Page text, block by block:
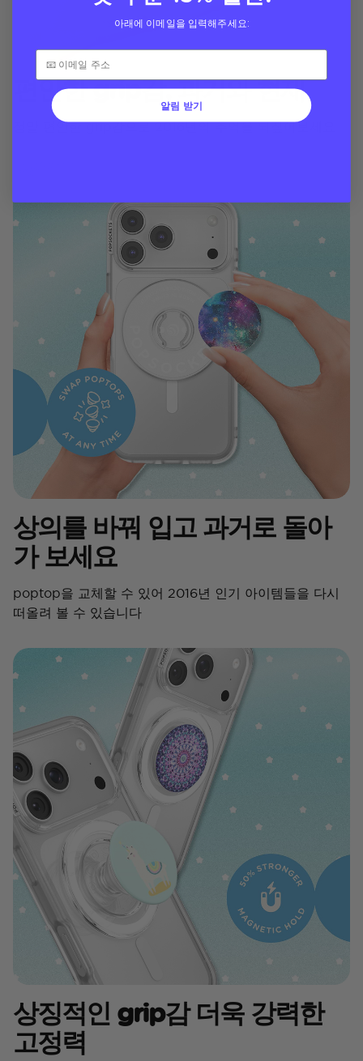
편안한 grip감, 과거와 현재
정말 편안한 grip감으로 2016년의 추억을 되짚어보세요
상의를 바꿔 입고 과거로 돌아
가 보세요
poptop을 교체할 수 있어 2016년 인기 아이템들을 다시
떠올려 볼 수 있습니다
상징적인 grip감 더욱 강력한
고정력
아래에 이메일을 입력해주세요:
알림 받기